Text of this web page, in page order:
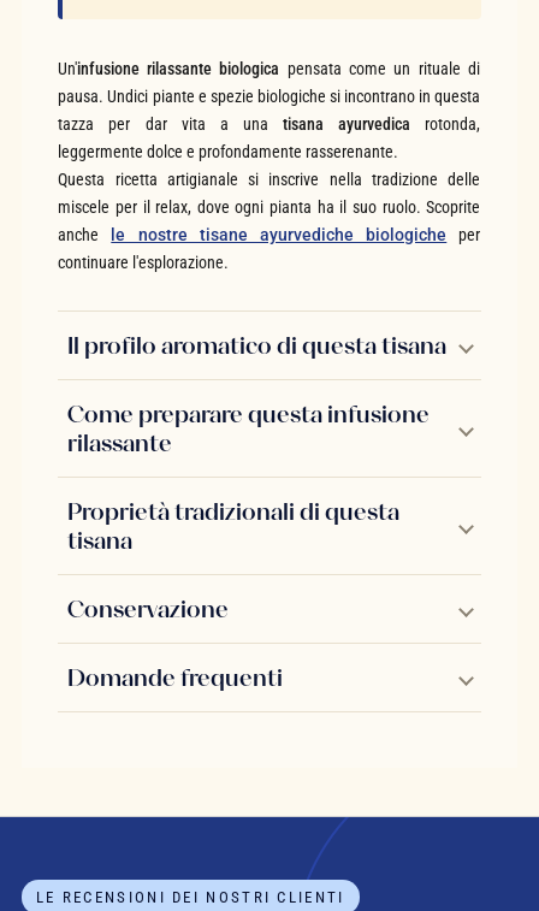
Un'infusione rilassante biologica pensata come un rituale di
pausa. Undici piante e spezie biologiche si incontrano in questa
tazza per dar vita a unatisana ayurvedica rotonda,
leggermente dolce e profondamente rasserenante.
Questa ricetta artigianale si inscrive nella tradizione delle
miscele per il relax, dove ogni pianta ha il suo ruolo. Scoprite
anche le nostre tisane ayurvediche biologiche per
continuare l'esplorazione.
Il profilo aromatico di questa tisana
Come preparare questa infusione
rilassante
Proprietà tradizionali di questa
tisana
Conservazione
Domande frequenti
LE RECENSIONI DEI NOSTRI CLIENTI